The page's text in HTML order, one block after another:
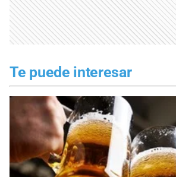
Te puede interesar